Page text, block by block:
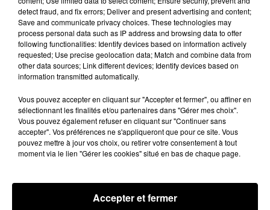
🔊 Les recrutements s'accélèrent pour le
futur Amazon...
Mille postes de préparateurs et préparatrices de
commandes sont à saisir avant l'ouverture du
nouveau site d'Amazon à Illiers-Combray fin
detect fraud, and fix errors; Deliver and present advertising and content;
Save and communicate privacy choices. These technologies may
process personal data such as IP address and browsing data to offer
following functionalities: Identify devices based on information actively
requested; Use precise geolocation data; Match and combine data from
other data sources; Link different devices; Identify devices based on
information transmitted automatically.
Vous pouvez accepter en cliquant sur "Accepter et fermer", ou affiner en
sélectionnant les finalités et/ou partenaires dans "Gérer mes choix".
Vous pouvez également refuser en cliquant sur "Continuer sans
accepter". Vos préférences ne s'appliqueront que pour ce site. Vous
pouvez mettre à jour vos choix, ou retirer votre consentement à tout
moment via le lien "Gérer les cookies" situé en bas de chaque page.
Accepter et fermer